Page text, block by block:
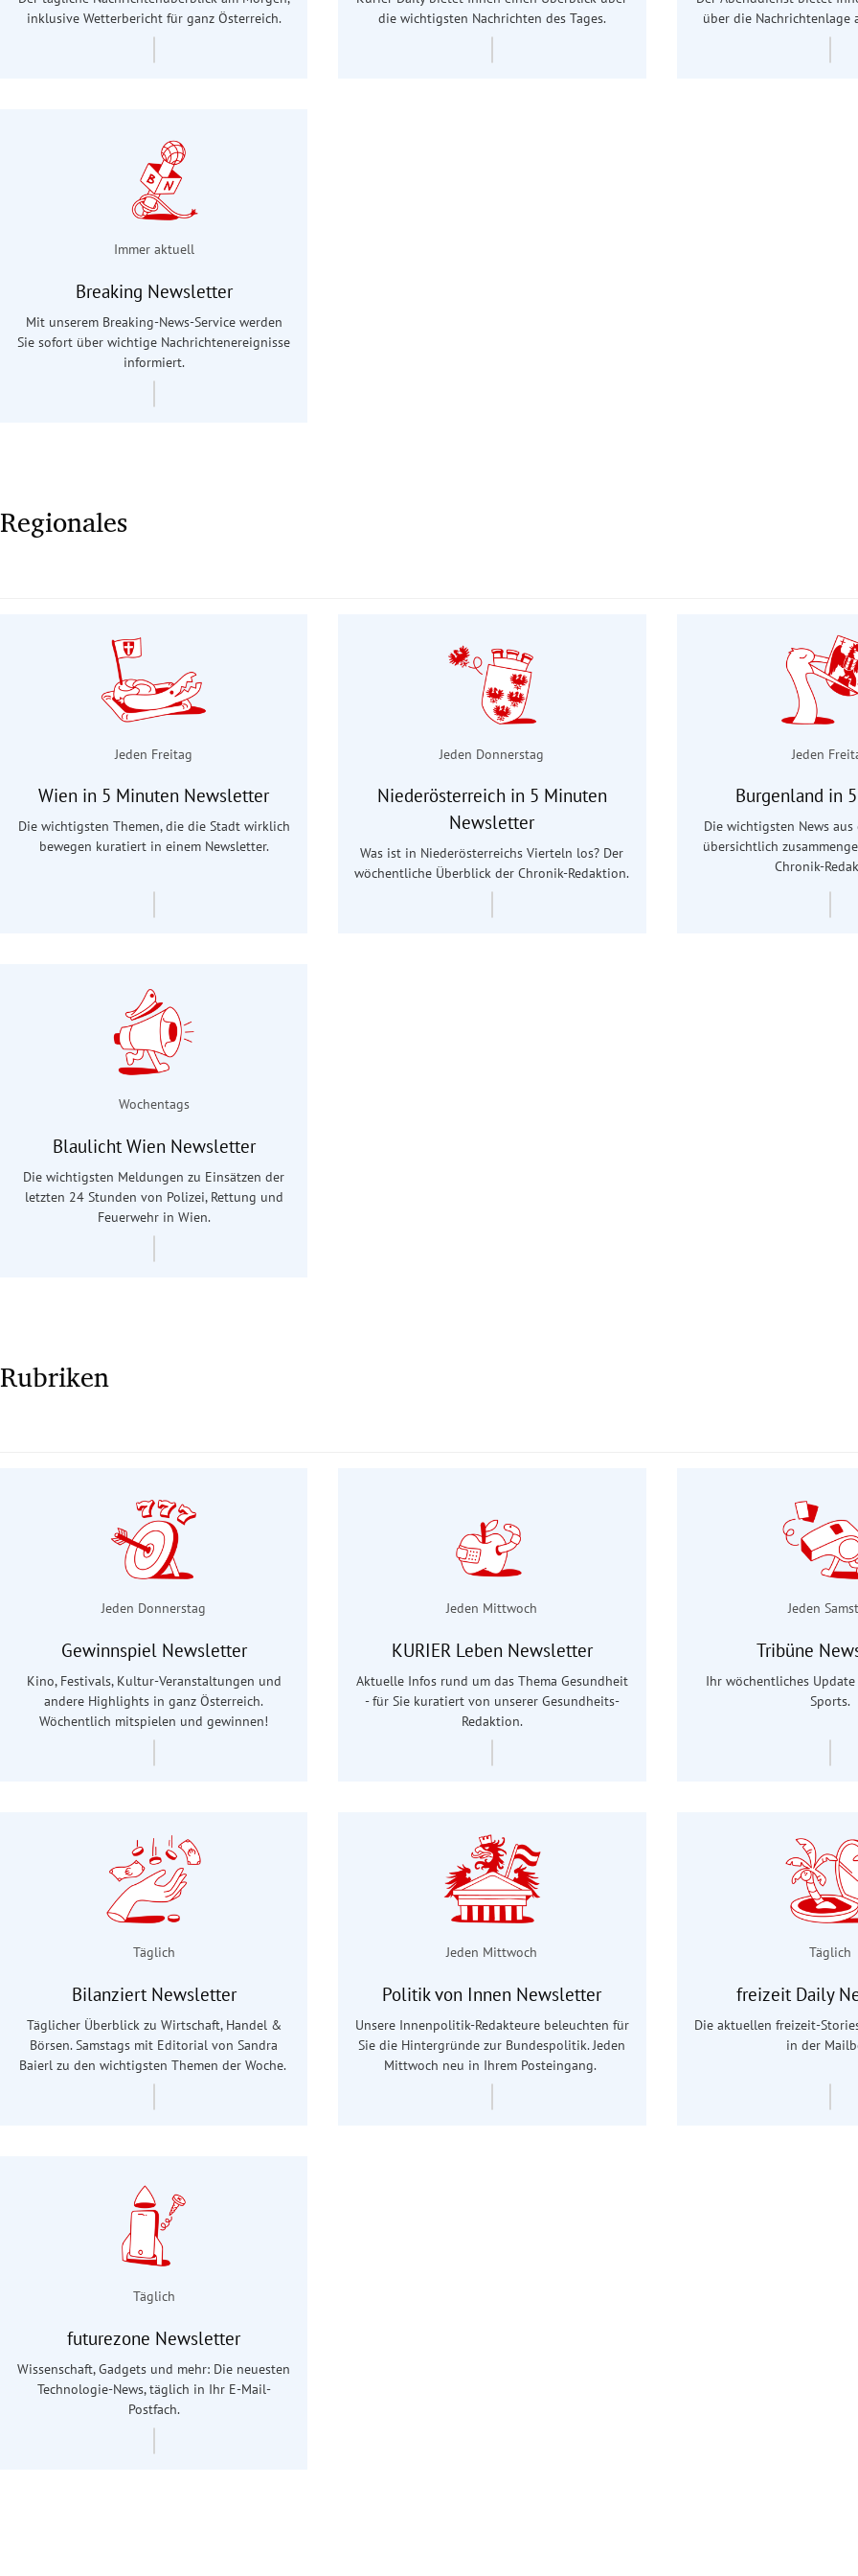
inklusive Wetterbericht für ganz Österreich.
die wichtigsten Nachrichten des Tages.
über die Nachrichtenlage
Immer aktuell
Breaking Newsletter
Mit unserem Breaking-News-Service werden
Sie sofort über wichtige Nachrichtenereignisse
informiert.
Regionales
Jeden Freitag
Wien in 5 Minuten Newsletter
Die wichtigsten Themen, die die Stadt wirklich
bewegen kuratiert in einem Newsletter.
Jeden Donnerstag
Niederösterreich in 5 Minuten
Newsletter
Was ist in Niederösterreichs Vierteln los? Der
wöchentliche Überblick der Chronik-Redaktion.
Jeden
Burgenland in
Die wichtigsten News
übersichtlich
Chronik-
Wochentags
Blaulicht Wien Newsletter
Die wichtigsten Meldungen zu Einsätzen der
letzten 24 Stunden von Polizei, Rettung und
Feuerwehr in Wien.
Rubriken
Jeden Donnerstag
Gewinnspiel Newsletter
Kino, Festivals, Kultur-Veranstaltungen und
andere Highlights in ganz Österreich.
Wöchentlich mitspielen und gewinnen!
Jeden Mittwoch
KURIER Leben Newsletter
Aktuelle Infos rund um das Thema Gesundheit
- für Sie kuratiert von unserer Gesundheits-
Redaktion.
Jeden
Tribüne
Ihr wöchentliches
Sports.
Täglich
Bilanziert Newsletter
Täglicher Überblick zu Wirtschaft, Handel &
Börsen. Samstags mit Editorial von Sandra
Baierl zu den wichtigsten Themen der Woche.
Jeden Mittwoch
Politik von Innen Newsletter
Unsere Innenpolitik-Redakteure beleuchten für
Sie die Hintergründe zur Bundespolitik. Jeden
Mittwoch neu in Ihrem Posteingang.
Täglich
freizeit Daily
Die aktuellen freizeit-
in der
Täglich
futurezone Newsletter
Wissenschaft, Gadgets und mehr: Die neuesten
Technologie-News, täglich in Ihr E-Mail-
Postfach.